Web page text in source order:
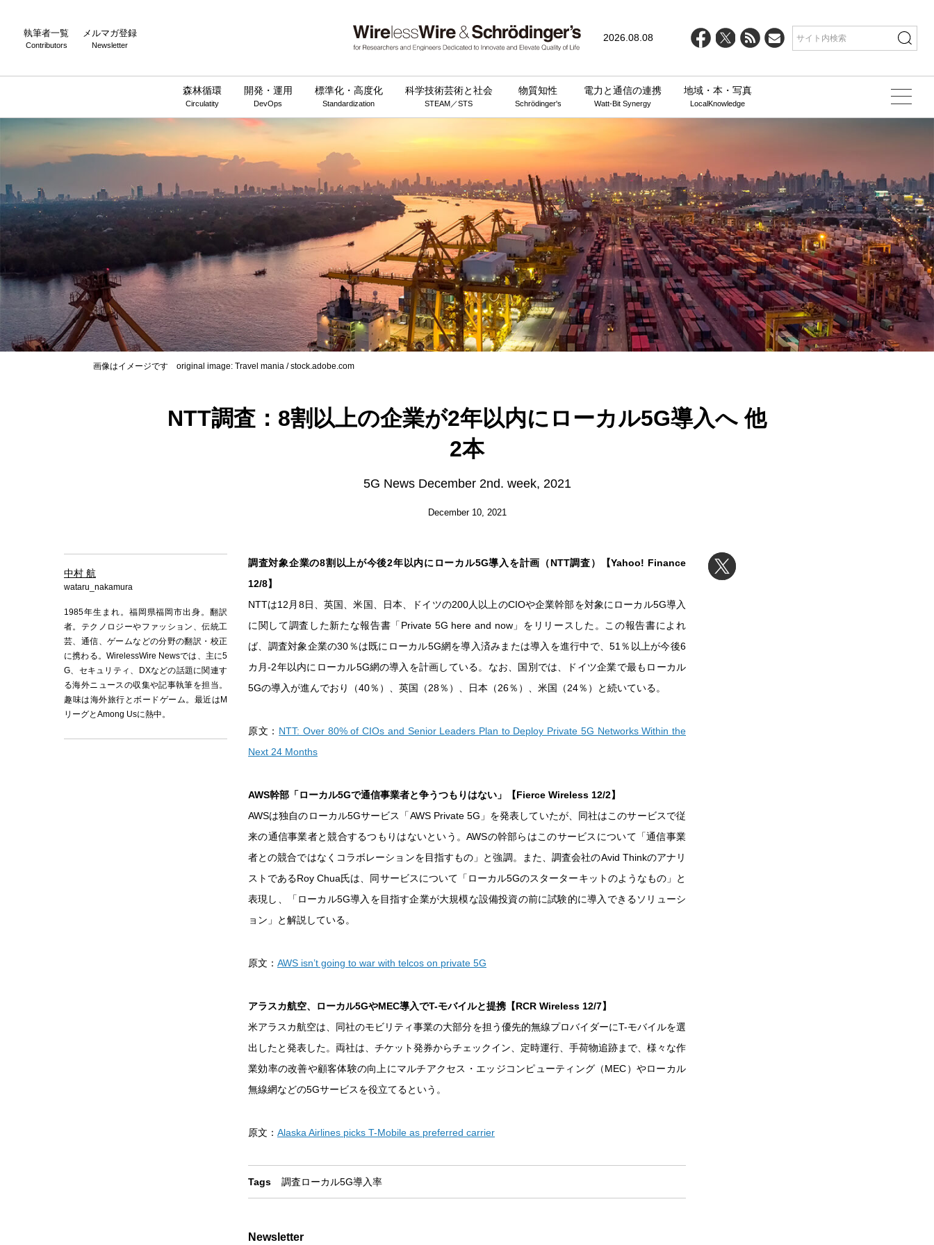
執筆者一覧
Contributors
メルマガ登録
Newsletter
2026.08.08
森林循環
Circulatity
開発・運用
DevOps
標準化・高度化
Standardization
科学技術芸術と社会
STEAM／STS
物質知性
Schrödinger's
電力と通信の連携
Watt-Bit Synergy
地域・本・写真
LocalKnowledge
画像はイメージです original image: Travel mania / stock.adobe.com
NTT調査：8割以上の企業が2年以内にローカル5G導入へ 他
2本
5G News December 2nd. week, 2021
December 10, 2021
中村 航
wataru_nakamura
1985年生まれ。福岡県福岡市出身。翻訳
者。テクノロジーやファッション、伝統工
芸、通信、ゲームなどの分野の翻訳・校正
に携わる。WirelessWire Newsでは、主に5
G、セキュリティ、DXなどの話題に関連す
る海外ニュースの収集や記事執筆を担当。
趣味は海外旅行とボードゲーム。最近はM
リーグとAmong Usに熱中。
調査対象企業の8割以上が今後2年以内にローカル5G導入を計画（NTT調査）【Yahoo! Finance
12/8】
NTTは12月8日、英国、米国、日本、ドイツの200人以上のCIOや企業幹部を対象にローカル5G導入
に関して調査した新たな報告書「Private 5G here and now」をリリースした。この報告書によれ
ば、調査対象企業の30％は既にローカル5G網を導入済みまたは導入を進行中で、51％以上が今後6
カ月-2年以内にローカル5G網の導入を計画している。なお、国別では、ドイツ企業で最もローカル
5Gの導入が進んでおり（40％）、英国（28％）、日本（26％）、米国（24％）と続いている。
原文： NTT: Over 80% of CIOs and Senior Leaders Plan to Deploy Private 5G Networks Within the
Next 24 Months
AWS幹部「ローカル5Gで通信事業者と争うつもりはない」【Fierce Wireless 12/2】
AWSは独自のローカル5Gサービス「AWS Private 5G」を発表していたが、同社はこのサービスで従
来の通信事業者と競合するつもりはないという。AWSの幹部らはこのサービスについて「通信事業
者との競合ではなくコラボレーションを目指すもの」と強調。また、調査会社のAvid Thinkのアナリ
ストであるRoy Chua氏は、同サービスについて「ローカル5Gのスターターキットのようなもの」と
表現し、「ローカル5G導入を目指す企業が大規模な設備投資の前に試験的に導入できるソリューシ
ョン」と解説している。
原文： AWS isn’t going to war with telcos on private 5G
アラスカ航空、ローカル5GやMEC導入でT-モバイルと提携【RCR Wireless 12/7】
米アラスカ航空は、同社のモビリティ事業の大部分を担う優先的無線プロバイダーにT-モバイルを選
出したと発表した。両社は、チケット発券からチェックイン、定時運行、手荷物追跡まで、様々な作
業効率の改善や顧客体験の向上にマルチアクセス・エッジコンピューティング（MEC）やローカル
無線網などの5Gサービスを役立てるという。
原文： Alaska Airlines picks T-Mobile as preferred carrier
Tags 調査ローカル5G導入率
Newsletter